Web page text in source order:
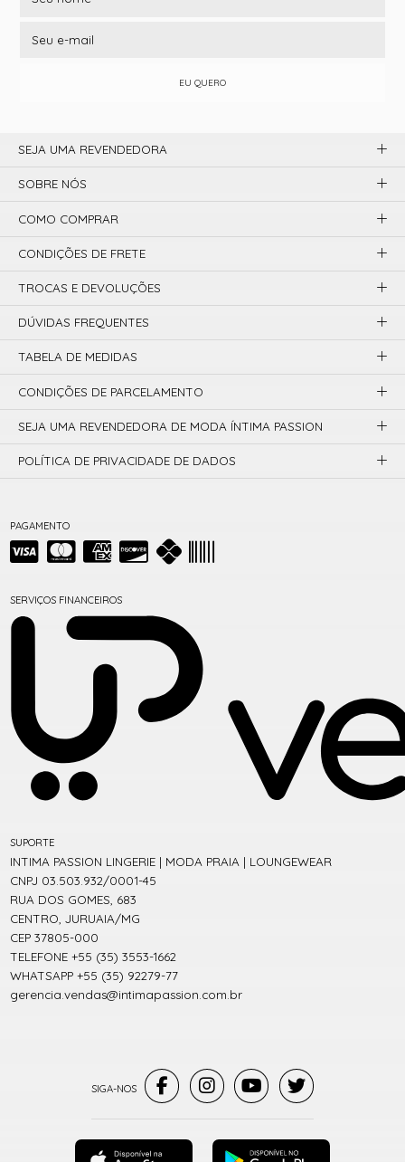
EU QUERO
PAGAMENTO
SERVIÇOS FINANCEIROS
SUPORTE
INTIMA PASSION LINGERIE | MODA PRAIA | LOUNGEWEAR
CNPJ 03.503.932/0001-45
RUA DOS GOMES, 683
CENTRO, JURUAIA/MG
CEP 37805-000
TELEFONE +55 (35) 3553-1662
WHATSAPP +55 (35) 92279-77
gerencia.vendas@intimapassion.com.br
SEJA UMA REVENDEDORA
SOBRE NÓS
COMO COMPRAR
CONDIÇÕES DE FRETE
TROCAS E DEVOLUÇÕES
DÚVIDAS FREQUENTES
TABELA DE MEDIDAS
CONDIÇÕES DE PARCELAMENTO
SEJA UMA REVENDEDORA DE MODA ÍNTIMA PASSION
POLÍTICA DE PRIVACIDADE DE DADOS